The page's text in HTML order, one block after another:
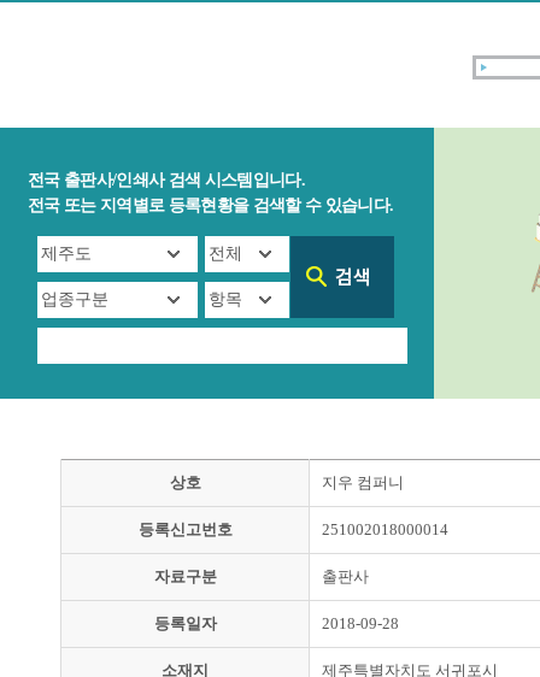
전국 출판사/인쇄사 검색 시스템입니다.
전국 또는 지역별로 등록현황을 검색할 수 있습니다.
상호 지우 컴퍼니
등록신고번호 251002018000014
자료구분 출판사
등록일자 2018-09-28
소재지 제주특별자치도 서귀포시